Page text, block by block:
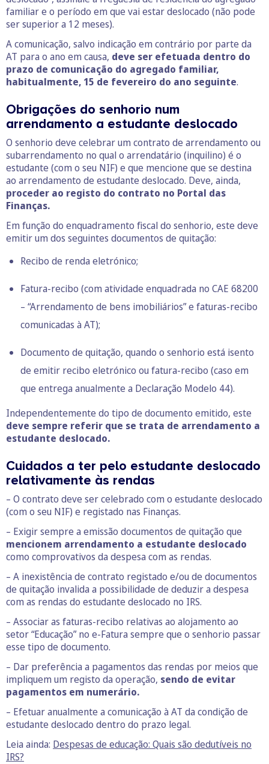
familiar e o período em que vai estar deslocado (não pode
ser superior a 12 meses).
A comunicação, salvo indicação em contrário por parte da
AT para o ano em causa, deve ser efetuada dentro do
prazo de comunicação do agregado familiar,
habitualmente, 15 de fevereiro do ano seguinte.
Obrigações do senhorio num
arrendamento a estudante deslocado
O senhorio deve celebrar um contrato de arrendamento ou
subarrendamento no qual o arrendatário (inquilino) é o
estudante (com o seu NIF) e que mencione que se destina
ao arrendamento de estudante deslocado. Deve, ainda,
proceder ao registo do contrato no Portal das
Finanças.
Em função do enquadramento fiscal do senhorio, este deve
emitir um dos seguintes documentos de quitação:
Recibo de renda eletrónico;
Fatura-recibo (com atividade enquadrada no CAE 68200
– “Arrendamento de bens imobiliários” e faturas-recibo
comunicadas à AT);
Documento de quitação, quando o senhorio está isento
de emitir recibo eletrónico ou fatura-recibo (caso em
que entrega anualmente a Declaração Modelo 44).
Independentemente do tipo de documento emitido, este
deve sempre referir que se trata de arrendamento a
estudante deslocado.
Cuidados a ter pelo estudante deslocado
relativamente às rendas
– O contrato deve ser celebrado com o estudante deslocado
(com o seu NIF) e registado nas Finanças.
– Exigir sempre a emissão documentos de quitação que
mencionem arrendamento a estudante deslocado
como comprovativos da despesa com as rendas.
– A inexistência de contrato registado e/ou de documentos
de quitação invalida a possibilidade de deduzir a despesa
com as rendas do estudante deslocado no IRS.
– Associar as faturas-recibo relativas ao alojamento ao
setor “Educação” no e-Fatura sempre que o senhorio passar
esse tipo de documento.
– Dar preferência a pagamentos das rendas por meios que
impliquem um registo da operação, sendo de evitar
pagamentos em numerário.
– Efetuar anualmente a comunicação à AT da condição de
estudante deslocado dentro do prazo legal.
Leia ainda: Despesas de educação: Quais são dedutíveis no
IRS?